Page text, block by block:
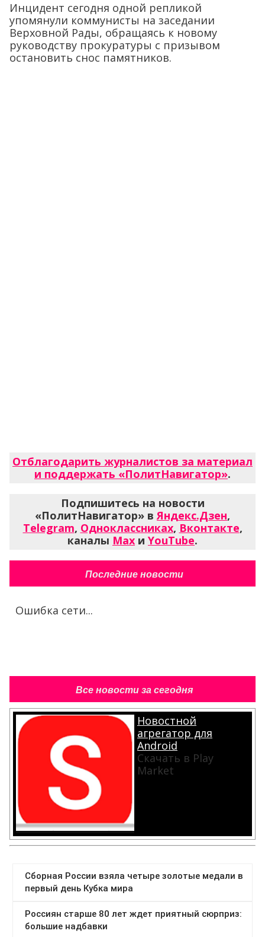
Инцидент сегодня одной репликой
упомянули коммунисты на заседании
Верховной Рады, обращаясь к новому
руководству прокуратуры с призывом
остановить снос памятников.
Отблагодарить журналистов за материал
и поддержать «ПолитНавигатор».
Подпишитесь на новости
«ПолитНавигатор» в Яндекс.Дзен,
Telegram, Одноклассниках, Вконтакте,
каналы Max и YouTube.
Последние новости
Ошибка сети...
Все новости за сегодня
Новостной
агрегатор для
Android
Скачать в Play
Market